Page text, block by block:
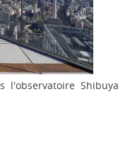
l'observatoire Shibuya